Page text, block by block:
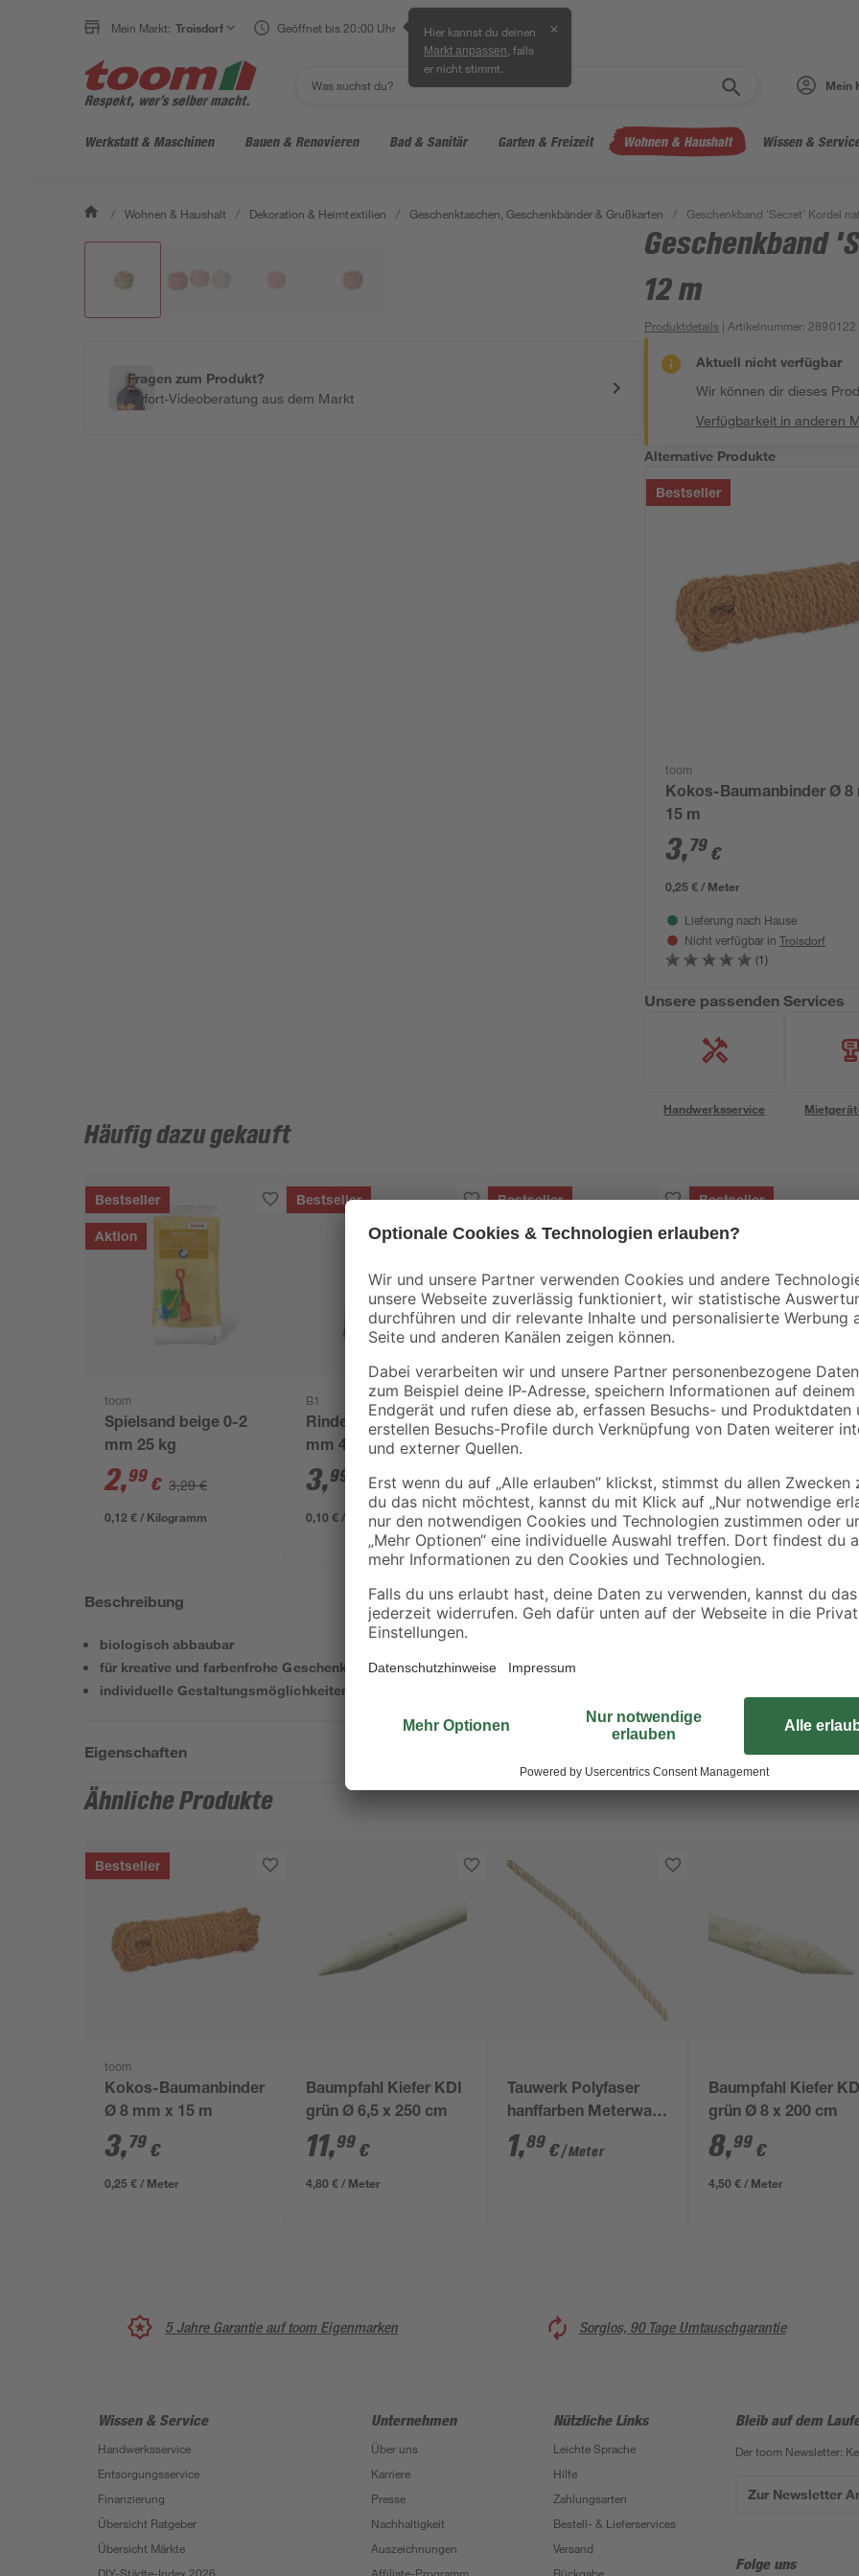
Mein Markt: Troisdorf Geöffnet bis 20:00 Uhr Hier kannst du deinen
Markt anpassen , falls
er nicht stimmt.
✕
Mein
Werkstatt & Maschinen Bauen & Renovieren Bad & Sanitär Garten & Freizeit Wohnen & Haushalt Wissen &
/ Wohnen & Haushalt / Dekoration & Heimtextilien / Geschenktaschen, Geschenkbänder & Grußkarten / Geschenkband 'Secret' Kordel
Fragen zum Produkt?
Sofort-Videoberatung aus dem Markt
Geschenkband
12 m
Produktdetails | Artikelnummer: 2890122
Aktuell nicht verfügbar
Wir können dir dieses
Verfügbarkeit in anderen
Alternative Produkte
Bestseller
toom
Kokos-Baumanbinder Ø 8
15 m
3,79 €
0,25 € / Meter
Lieferung nach Hause
Nicht verfügbar in Troisdorf
(1)
Unsere passenden Services
Handwerksservice
Häufig dazu gekauft
Bestseller
Aktion
toom
Spielsand beige 0-2
mm 25 kg
2,99 € 3,29 €
0,12 € / Kilogramm
Bestseller
B1
Rindenmulch 0-40
mm 40 l
3,99
0,10 € / Liter
Bestseller
toom
Rasenerde torffrei 40 l
10,99€
0,27 € / Liter
Bestseller
Gardena
Blumenkelle
5,99 €
Beschreibung
biologisch abbaubar
für kreative und farbenfrohe Geschenkverpackungen
individuelle Gestaltungsmöglichkeiten
Eigenschaften
Ähnliche Produkte
Bestseller
toom
Kokos-Baumanbinder
Ø 8 mm x 15 m
3,79 €
0,25 € / Meter
Baumpfahl Kiefer KDI
grün Ø 6,5 x 250 cm
11,99 €
4,80 € / Meter
Tauwerk Polyfaser
hanffarben Meterware
8 mm
1,89 €/ Meter
Baumpfahl Kiefer
grün Ø 8 x 200 cm
8,99 €
4,50 € / Meter
5 Jahre Garantie auf toom Eigenmarken Sorglos, 90 Tage Umtauschgarantie
Wissen & Service
Handwerksservice
Entsorgungsservice
Finanzierung
Übersicht Ratgeber
Übersicht Märkte
Unternehmen
Über uns
Karriere
Presse
Nachhaltigkeit
Auszeichnungen
Nützliche Links
Leichte Sprache
Hilfe
Zahlungsarten
Bestell- & Lieferservices
Versand
Bleib auf dem
Der toom Newsletter:
Zur Newsletter
Folge uns